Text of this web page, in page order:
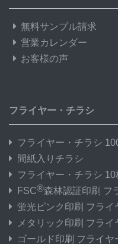
無料サンプル請求
営業カレンダー
お客様の声
フライヤー・チラシ
フライヤー・チラシ
間紙入りチラシ
フライヤー・チラシ 10
FSC®森林認証印刷 フ
蛍光ピンク印刷 フライ
メタリック印刷 フライ
ゴールド印刷 フライヤ